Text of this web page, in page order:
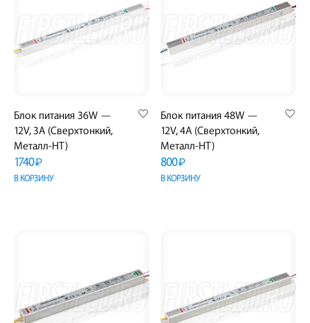
Блок питания 36W —
12V, 3A (Сверхтонкий,
Металл-HT)
1740₽
В КОРЗИНУ
Блок питания 48W —
12V, 4A (Сверхтонкий,
Металл-HT)
800₽
В КОРЗИНУ